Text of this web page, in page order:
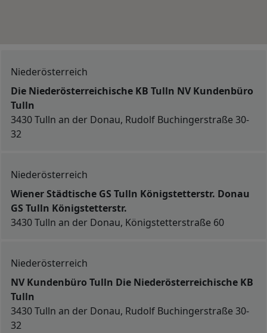
Niederösterreich
Die Niederösterreichische KB Tulln NV Kundenbüro
Tulln
3430 Tulln an der Donau, Rudolf Buchingerstraße 30-
32
Niederösterreich
Wiener Städtische GS Tulln Königstetterstr. Donau
GS Tulln Königstetterstr.
3430 Tulln an der Donau, Königstetterstraße 60
Niederösterreich
NV Kundenbüro Tulln Die Niederösterreichische KB
Tulln
3430 Tulln an der Donau, Rudolf Buchingerstraße 30-
32